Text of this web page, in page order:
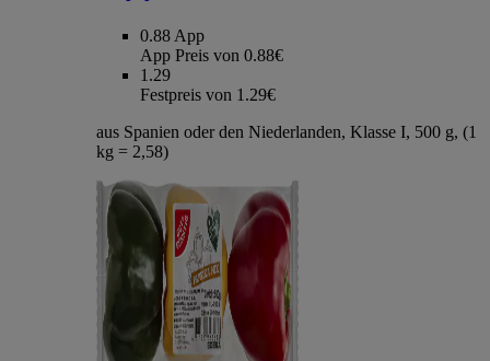
0.88 App
App Preis von 0.88€
1.29
Festpreis von 1.29€
aus Spanien oder den Niederlanden, Klasse I, 500 g, (1
kg = 2,58)